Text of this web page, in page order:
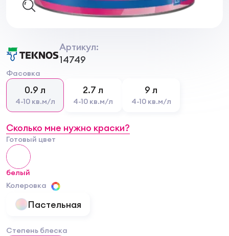
Артикул:
14749
Фасовка
0.9 л
4-10 кв.м/л
2.7 л
4-10 кв.м/л
9 л
4-10 кв.м/л
Сколько мне нужно краски?
Готовый цвет
белый
Колеровка
Пастельная
Степень блеска